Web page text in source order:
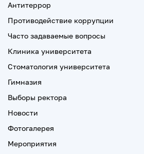
Антитеррор
Противодействие коррупции
Часто задаваемые вопросы
Клиника университета
Стоматология университета
Гимназия
Выборы ректора
Новости
Фотогалерея
Мероприятия